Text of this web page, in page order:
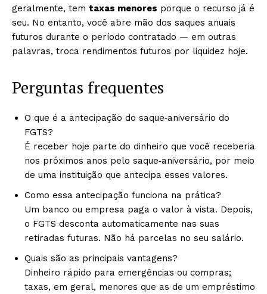
geralmente, tem taxas menores porque o recurso já é
seu. No entanto, você abre mão dos saques anuais
futuros durante o período contratado — em outras
palavras, troca rendimentos futuros por liquidez hoje.
Perguntas frequentes
O que é a antecipação do saque‑aniversário do
FGTS?
É receber hoje parte do dinheiro que você receberia
nos próximos anos pelo saque‑aniversário, por meio
de uma instituição que antecipa esses valores.
Como essa antecipação funciona na prática?
Um banco ou empresa paga o valor à vista. Depois,
o FGTS desconta automaticamente nas suas
retiradas futuras. Não há parcelas no seu salário.
Quais são as principais vantagens?
Dinheiro rápido para emergências ou compras;
taxas, em geral, menores que as de um empréstimo